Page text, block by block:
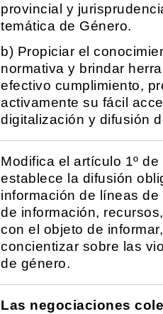
provincial y
temática de Género.
b) Propiciar el
normativa y brindar
efectivo cumplimiento,
activamente su fácil
digitalización y difusión
Modifica el artículo 1º
establece la difusión
información de líneas
de información,
con el objeto de
concientizar sobre las
de género.
Las negociaciones